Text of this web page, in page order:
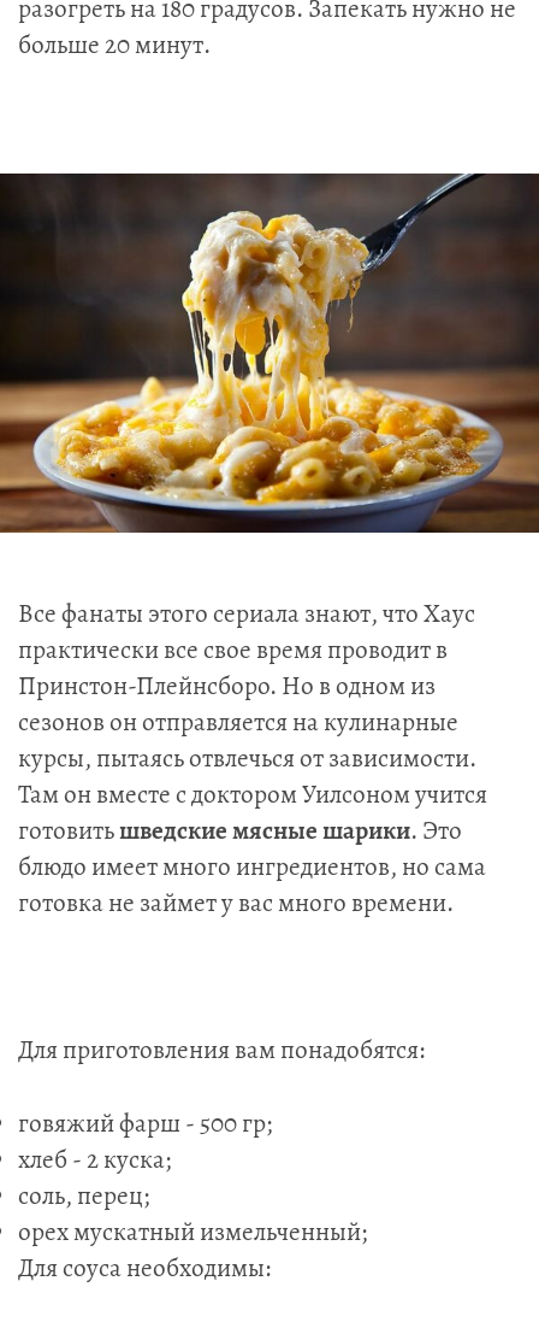
разогреть на 180 градусов. Запекать нужно не
больше 20 минут.
Все фанаты этого сериала знают, что Хаус
практически все свое время проводит в
Принстон-Плейнсборо. Но в одном из
сезонов он отправляется на кулинарные
курсы, пытаясь отвлечься от зависимости.
Там он вместе с доктором Уилсоном учится
готовитьшведские мясные шарики. Это
блюдо имеет много ингредиентов, но сама
готовка не займет у вас много времени.
Для приготовления вам понадобятся:
говяжий фарш - 500 гр;
хлеб - 2 куска;
соль, перец;
орех мускатный измельченный;
Для соуса необходимы: